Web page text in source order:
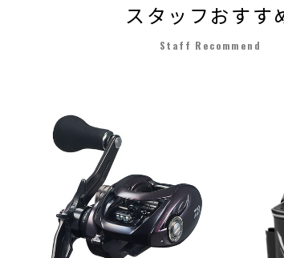
スタッフおすす
Staff Recommend